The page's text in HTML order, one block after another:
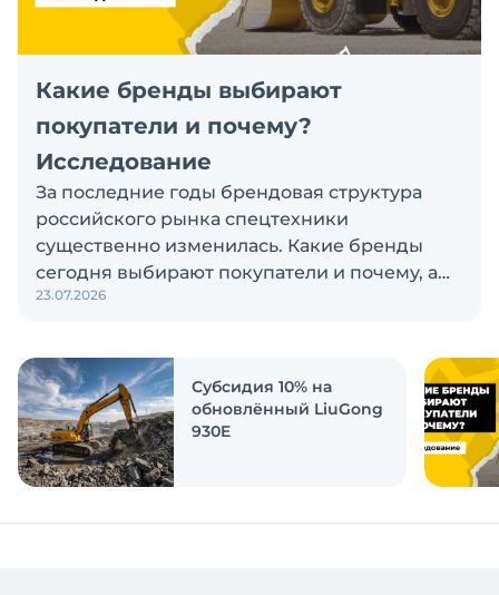
Какие бренды выбирают
покупатели и почему?
Исследование
За последние годы брендовая структура
российского рынка спецтехники
существенно изменилась. Какие бренды
сегодня выбирают покупатели и почему, а
также кого считают лидерами рынка?
ответить на эти вопросы
23.07.2026
Субсидия 10% на
обновлённый LiuGong
930E